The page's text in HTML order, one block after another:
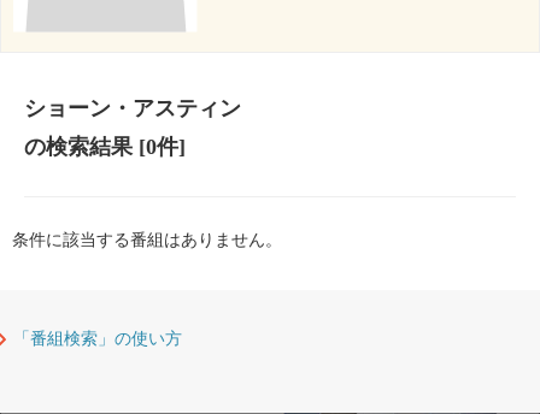
ショーン・アスティン
の検索結果[0件]
条件に該当する番組はありません。
「番組検索」の使い方